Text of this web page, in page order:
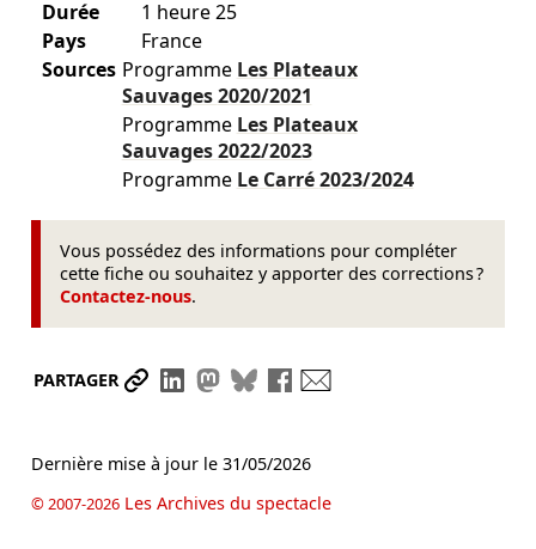
Durée
1 heure 25
Pays
France
Sources Programme Les Plateaux
Sauvages2020/2021
Programme Les Plateaux
Sauvages2022/2023
Programme Le Carré2023/2024
Vous possédez des informations pour compléter
cette fiche ou souhaitez y apporter des corrections ?
Contactez-nous.
PARTAGER Partager le lien
Partager sur LinkedIn
Partager sur Mastodon
Partager sur Bluesky
Partager sur Facebook
Dernière mise à jour le 31/05/2026
© 2007-2026Les Archives du spectacle